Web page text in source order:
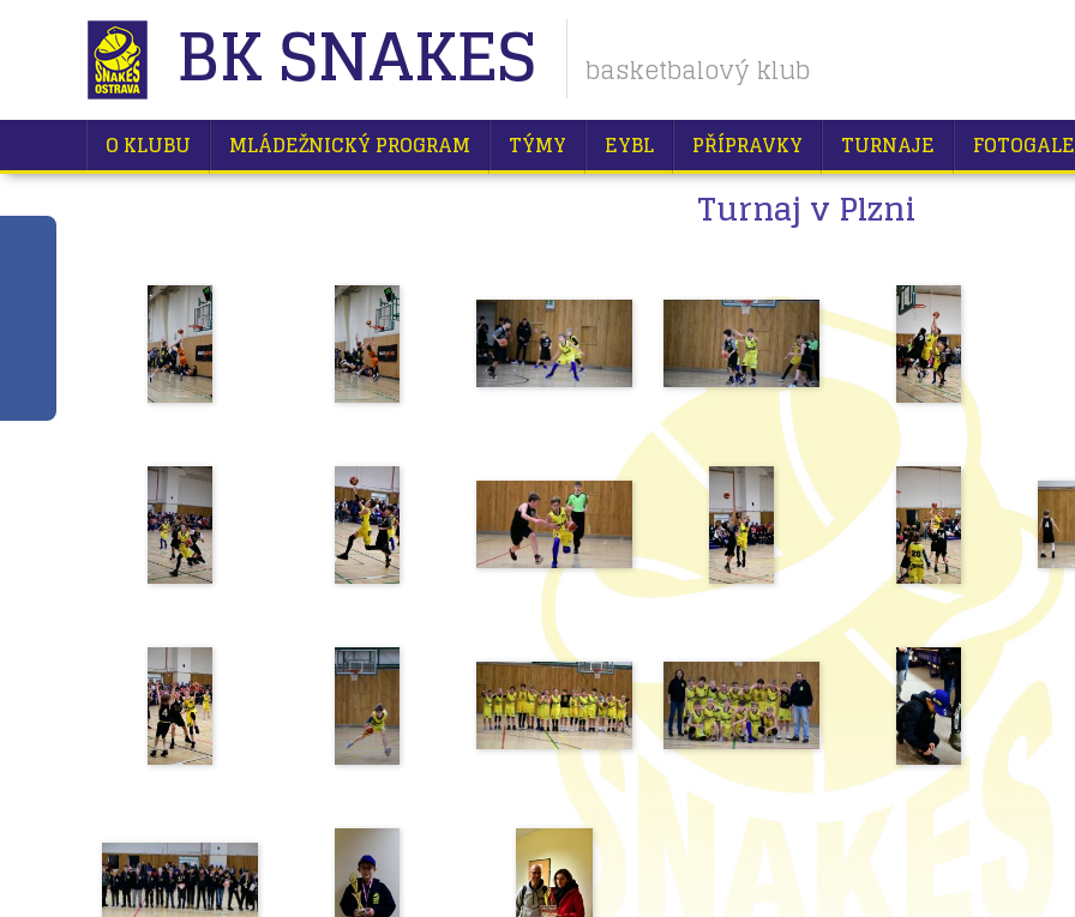
BK SNAKES basketbalový klub
O KLUBU MLÁDEŽNICKÝ PROGRAM TÝMY EYBL PŘÍPRAVKY TURNAJE
Turnaj v Plzni